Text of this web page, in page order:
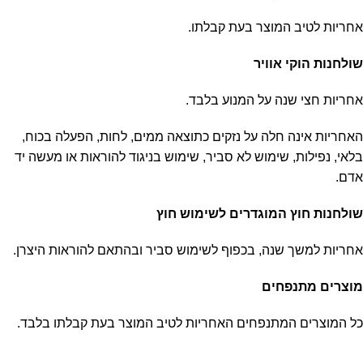
אחריות לטיב המוצר בעת קבלתו.
שולחנות הוקי אוויר
אחריות חצי שנה על המנוע בלבד.
האחריות אינה חלה על נזקים כתוצאה ממים, לחות, הפעלה בכוח,
בלאי, נפילות, שימוש לא סביר, שימוש בניגוד להוראות או מעשה יד
אדם.
שולחנות חוץ המוגדרים לשימוש חוץ
אחריות למשך שנה, בכפוף לשימוש סביר ובהתאם להוראות היצרן.
מוצרים מתנפחים
כל המוצרים המתנפחים האחריות לטיב המוצר בעת קבלתו בלבד.